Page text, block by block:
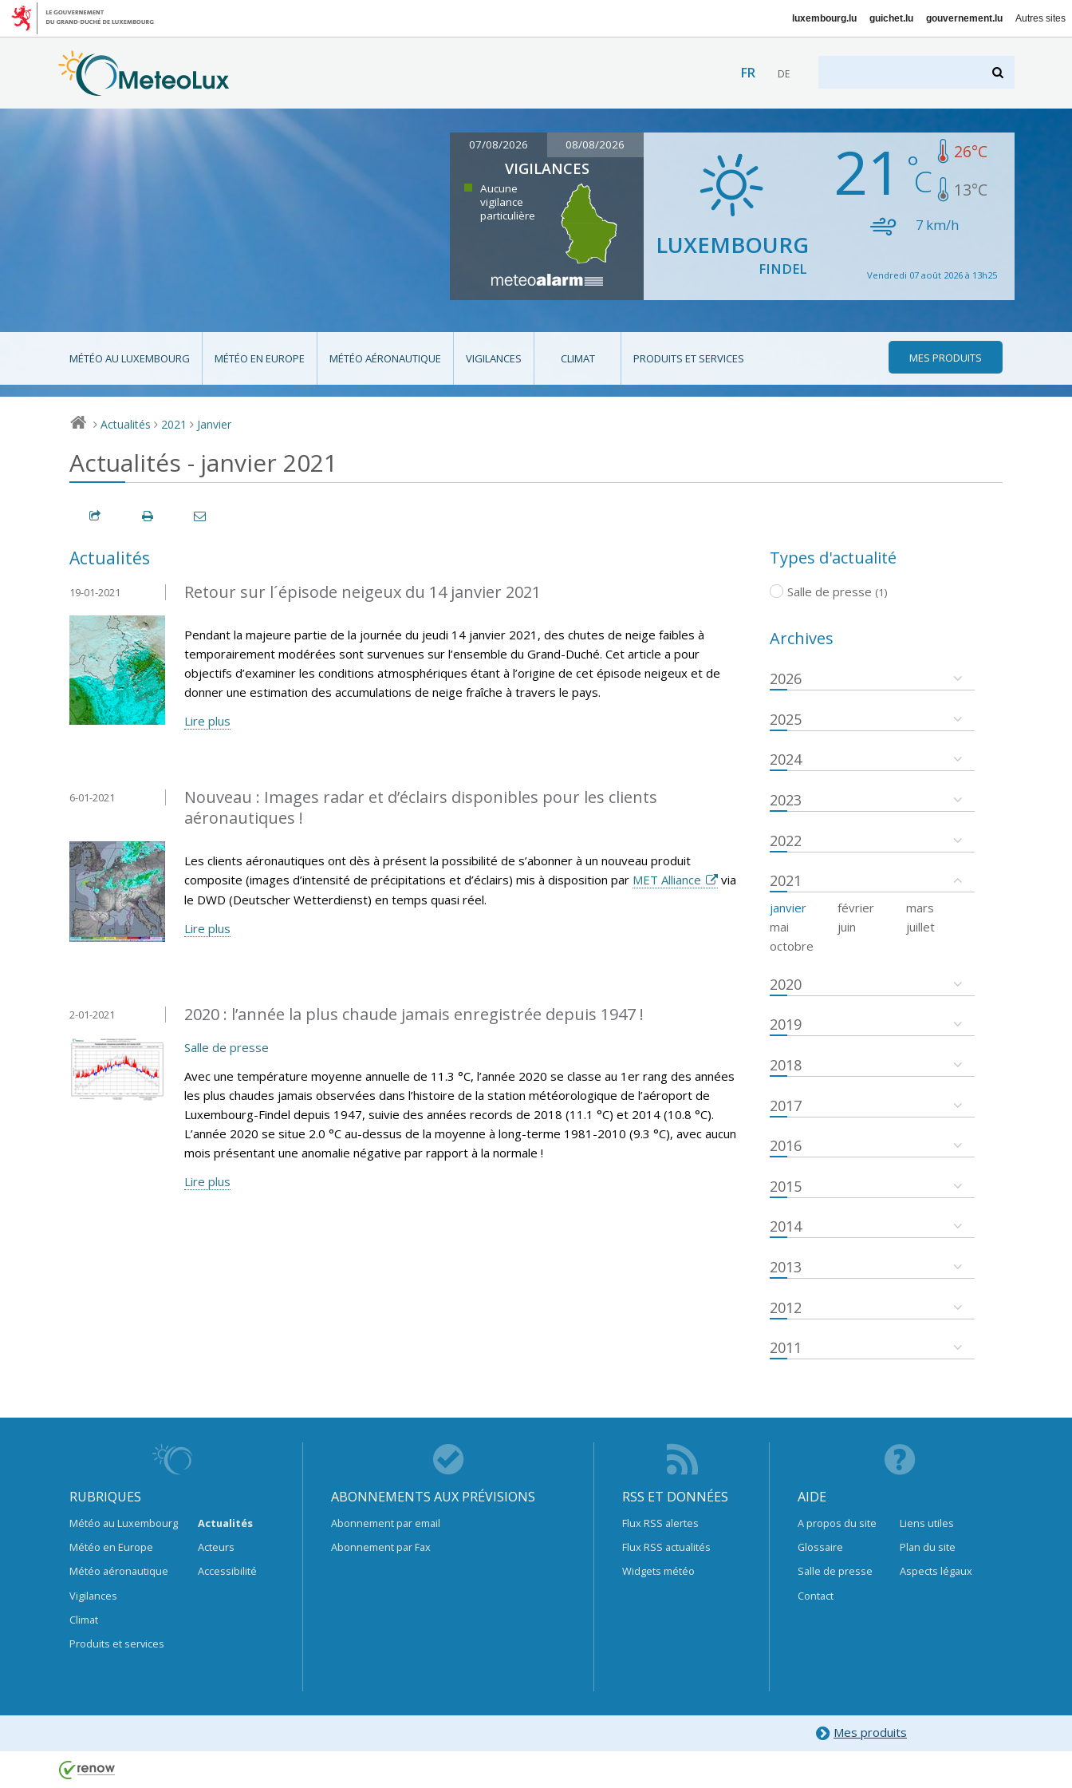
luxembourg.lu guichet.lu gouvernement.lu Autres sites
FR DE
07/08/2026 08/08/2026
VIGILANCES
Aucune
vigilance
particulière
LUXEMBOURG
FINDEL
21 26°C
13°C
7 km/h
Vendredi 07 août 2026 à 13h25
MÉTÉO AU LUXEMBOURG MÉTÉO EN EUROPE MÉTÉO AÉRONAUTIQUE VIGILANCES CLIMAT PRODUITS ET SERVICES MES PRODUITS
> Actualités > 2021 > Janvier
Actualités - janvier 2021
Actualités
Retour sur l´épisode neigeux du 14 janvier 2021
19-01-2021
Pendant la majeure partie de la journée du jeudi 14 janvier 2021, des chutes de neige faibles à
temporairement modérées sont survenues sur l’ensemble du Grand-Duché. Cet article a pour
objectifs d’examiner les conditions atmosphériques étant à l’origine de cet épisode neigeux et de
donner une estimation des accumulations de neige fraîche à travers le pays.
Lire plus
Nouveau : Images radar et d’éclairs disponibles pour les clients
aéronautiques !
6-01-2021
Les clients aéronautiques ont dès à présent la possibilité de s’abonner à un nouveau produit
composite (images d’intensité de précipitations et d’éclairs) mis à disposition par MET Alliance
via
le DWD (Deutscher Wetterdienst) en temps quasi réel.
Lire plus
2020 : l’année la plus chaude jamais enregistrée depuis 1947 !
2-01-2021
Salle de presse
Avec une température moyenne annuelle de 11.3 °C, l’année 2020 se classe au 1er rang des années
les plus chaudes jamais observées dans l’histoire de la station météorologique de l’aéroport de
Luxembourg-Findel depuis 1947, suivie des années records de 2018 (11.1 °C) et 2014 (10.8 °C).
L’année 2020 se situe 2.0 °C au-dessus de la moyenne à long-terme 1981-2010 (9.3 °C), avec aucun
mois présentant une anomalie négative par rapport à la normale !
Lire plus
Types d'actualité
Salle de presse (1)
Archives
2026
2025
2024
2023
2022
2021
janvier février
mars
mai
juin
juillet
octobre
2020
2019
2018
2017
2016
2015
2014
2013
2012
2011
RUBRIQUES
Météo au Luxembourg
Météo en Europe
Météo aéronautique
Vigilances
Climat
Produits et services
Actualités
Acteurs
Accessibilité
ABONNEMENTS AUX PRÉVISIONS
Abonnement par email
Abonnement par Fax
RSS ET DONNÉES
Flux RSS alertes
Flux RSS actualités
Widgets météo
AIDE
A propos du site
Glossaire
Salle de presse
Contact
Liens utiles
Plan du site
Aspects légaux
Mes produits